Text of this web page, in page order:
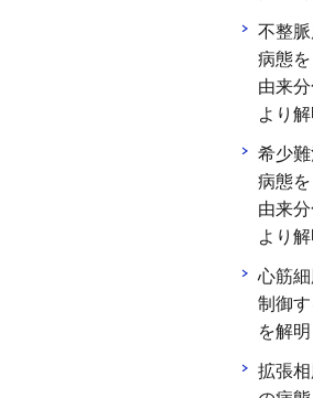
不整
病態
由来
より解
希少
病態
由来
より解
心筋
制御
を解明
拡張